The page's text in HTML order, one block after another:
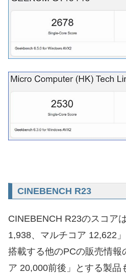
CINEBENCH R23
CINEBENCH R23のスコア
1,938、マルチコア 12,622
搭載する他のPCの販売情報
ア 20,000前後」とする製品